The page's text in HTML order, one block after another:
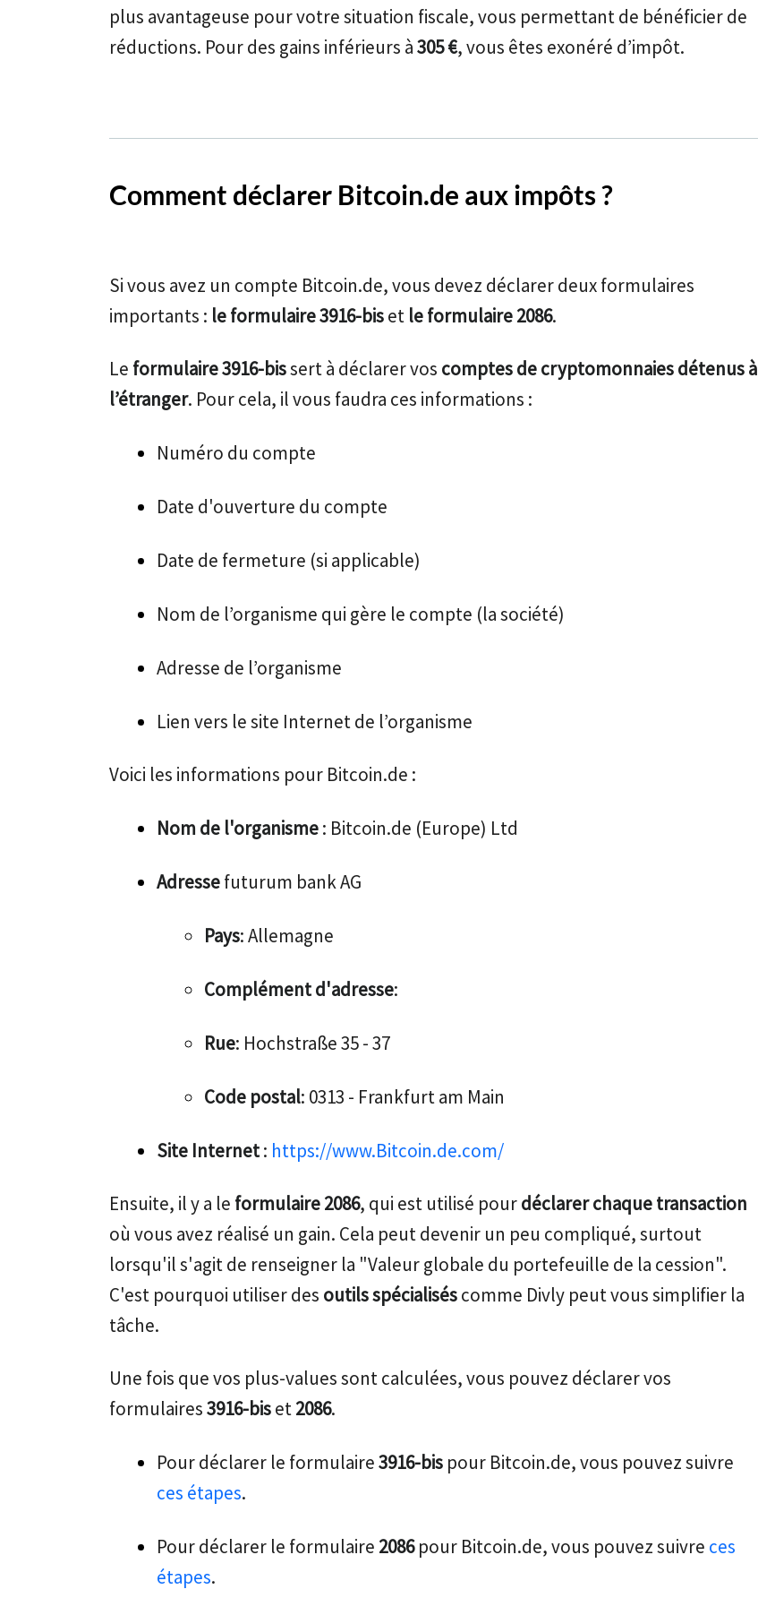
plus avantageuse pour votre situation fiscale, vous permettant de bénéficier de
réductions. Pour des gains inférieurs à305 €, vous êtes exonéré d’impôt.
Comment déclarer Bitcoin.de aux impôts ?
Si vous avez un compte Bitcoin.de, vous devez déclarer deux formulaires
importants : le formulaire 3916-biset le formulaire 2086.
Le formulaire 3916-bissert à déclarer vos comptes de cryptomonnaies détenus à
l’étranger. Pour cela, il vous faudra ces informations :
Numéro du compte
Date d'ouverture du compte
Date de fermeture (si applicable)
Nom de l’organisme qui gère le compte (la société)
Adresse de l’organisme
Lien vers le site Internet de l’organisme
Voici les informations pour Bitcoin.de :
Nom de l'organisme: Bitcoin.de (Europe) Ltd
Adressefuturum bank AG
Pays: Allemagne
Complément d'adresse:
Rue: Hochstraße 35 - 37
Code postal: 0313 - Frankfurt am Main
Site Internet: https://www.Bitcoin.de.com/
Ensuite, il y a le formulaire 2086, qui est utilisé pourdéclarer chaque transaction
où vous avez réalisé un gain. Cela peut devenir un peu compliqué, surtout
lorsqu'il s'agit de renseigner la "Valeur globale du portefeuille de la cession".
C'est pourquoi utiliser des outils spécialiséscomme Divly peut vous simplifier la
tâche.
Une fois que vos plus-values sont calculées, vous pouvez déclarer vos
formulaires3916-biset2086.
Pour déclarer le formulaire3916-bis pour Bitcoin.de, vous pouvez suivre
ces étapes.
Pour déclarer le formulaire 2086pour Bitcoin.de, vous pouvez suivre ces
étapes.